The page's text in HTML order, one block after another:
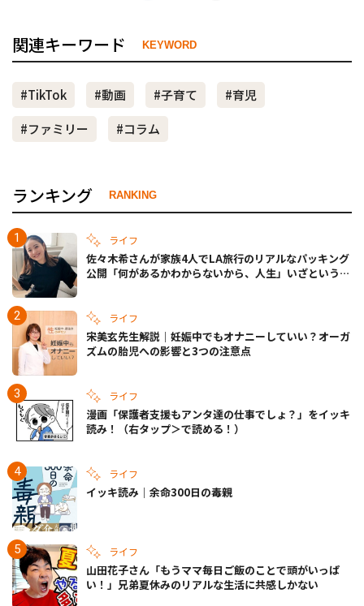
関連キーワード KEYWORD
#TikTok #動画 #子育て
#育児
#ファミリー
#コラム
ランキング RANKING
ライフ
佐々木希さんが家族4人でLA旅行のリアルなパッキング
公開「何があるかわからないから、人生」いざというと
ライフ
宋美玄先生解説｜妊娠中でもオナニーしていい？オーガ
ズムの胎児への影響と3つの注意点
ライフ
漫画「保護者支援もアンタ達の仕事でしょ？」をイッキ
読み！（右タップ＞で読める！）
ライフ
イッキ読み｜余命300日の毒親
ライフ
山田花子さん「もうママ毎日ご飯のことで頭がいっぱ
い！」兄弟夏休みのリアルな生活に共感しかない